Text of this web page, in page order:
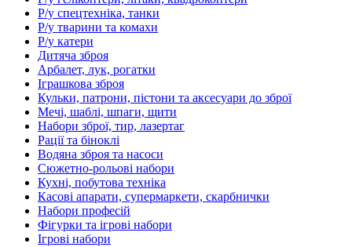
Р/у спецтехніка, танки
Р/у тварини та комахи
Р/у катери
Дитяча зброя
Арбалет, лук, рогатки
Іграшкова зброя
Кульки, патрони, пістони та аксесуари до зброї
Мечі, шаблі, шпаги, щити
Набори зброї, тир, лазертаг
Рації та біноклі
Водяна зброя та насоси
Сюжетно-рольові набори
Кухні, побутова техніка
Касові апарати, супермаркети, скарбнички
Набори професій
Фігурки та ігрові набори
Ігрові набори